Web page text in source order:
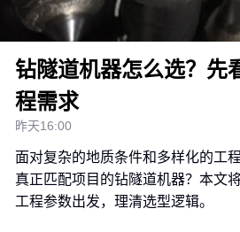
钻隧道机器怎么选？先
程需求
昨天16:00
面对复杂的地质条件和多样化的工
真正匹配项目的钻隧道机器？本文
工程参数出发，理清选型逻辑。